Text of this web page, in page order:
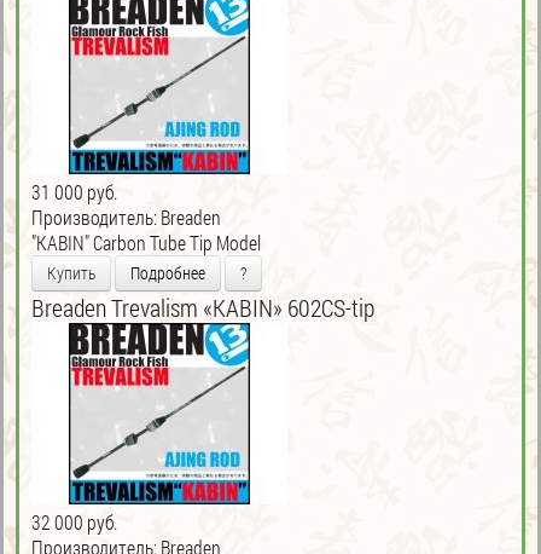
31 000 руб.
Производитель:Breaden
"KABIN" Carbon Tube Tip Model
Купить Подробнее ?
Breaden Trevalism «KABIN» 602CS-tip
32 000 руб.
Производитель:Breaden